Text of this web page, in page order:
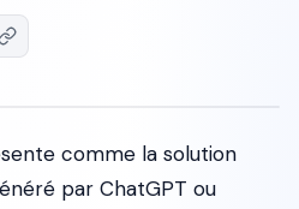
comme la solution
par ChatGPT ou